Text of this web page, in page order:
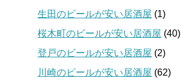
生田のビールが安い居酒屋 (1)
桜木町のビールが安い居酒屋 (40)
登戸のビールが安い居酒屋 (2)
川崎のビールが安い居酒屋 (62)